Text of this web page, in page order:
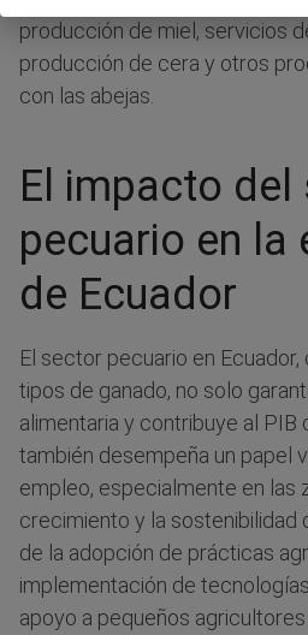
producción de miel, servicios
producción de cera y otros
con las abejas.
El impacto del
pecuario en la
de Ecuador
El sector pecuario en
tipos de ganado, no solo
alimentaria y contribuye al PIB
también desempeña un papel
empleo, especialmente en las
crecimiento y la sostenibilidad
de la adopción de prácticas
implementación de
apoyo a pequeños